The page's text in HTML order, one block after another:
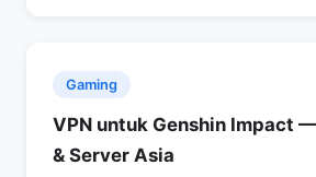
Gaming
VPN untuk Genshin Impact
& Server Asia